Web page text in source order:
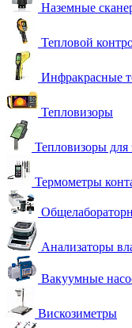
Наземные
Тепловой
Инфракрасные
Тепловизоры
Тепловизоры для
Термометры
Анализаторы
Вакуумные
Вискозиметры